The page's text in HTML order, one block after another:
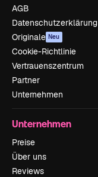
AGB
Datenschutzerklärung
Originale Neu
Cookie-Richtlinie
Vertrauenszentrum
Partner
Unternehmen
Unternehmen
Preise
Über uns
Reviews